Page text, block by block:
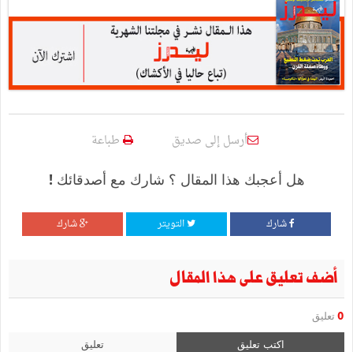
أرسل إلى صديق طباعة
هل أعجبك هذا المقال ؟ شارك مع أصدقائك !
شارك التويتر شارك
أضف تعليق على هذا المقال
0 تعليق
اكتب تعليق تعليق